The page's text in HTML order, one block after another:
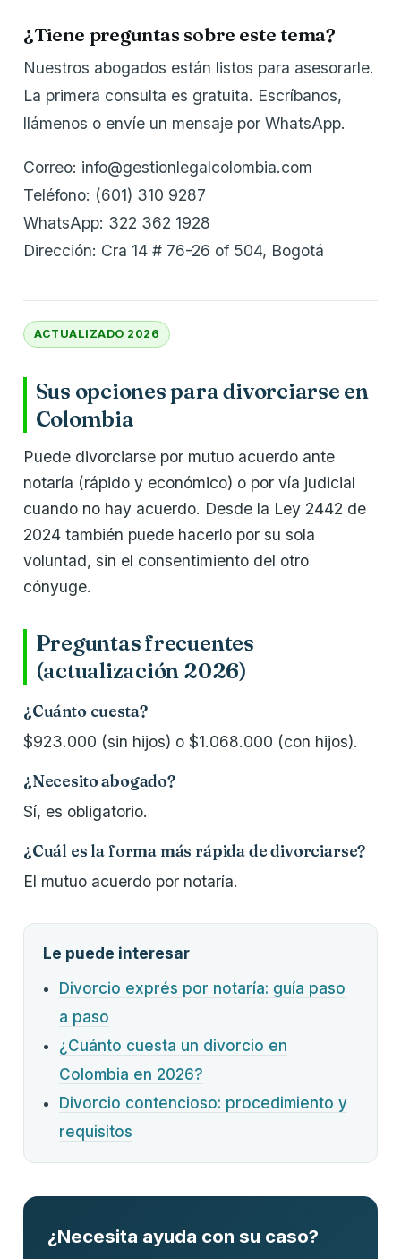
¿Tiene preguntas sobre este tema?
Nuestros abogados están listos para asesorarle.
La primera consulta es gratuita. Escríbanos,
llámenos o envíe un mensaje por WhatsApp.
Correo: info@gestionlegalcolombia.com
Teléfono: (601) 310 9287
WhatsApp: 322 362 1928
Dirección: Cra 14 # 76-26 of 504, Bogotá
ACTUALIZADO 2026
Sus opciones para divorciarse en
Colombia
Puede divorciarse por mutuo acuerdo ante
notaría (rápido y económico) o por vía judicial
cuando no hay acuerdo. Desde la Ley 2442 de
2024 también puede hacerlo por su sola
voluntad, sin el consentimiento del otro
cónyuge.
Preguntas frecuentes
(actualización 2026)
¿Cuánto cuesta?
$923.000 (sin hijos) o $1.068.000 (con hijos).
¿Necesito abogado?
Sí, es obligatorio.
¿Cuál es la forma más rápida de divorciarse?
El mutuo acuerdo por notaría.
Le puede interesar
Divorcio exprés por notaría: guía paso
a paso
¿Cuánto cuesta un divorcio en
Colombia en 2026?
Divorcio contencioso: procedimiento y
requisitos
¿Necesita ayuda con su caso?